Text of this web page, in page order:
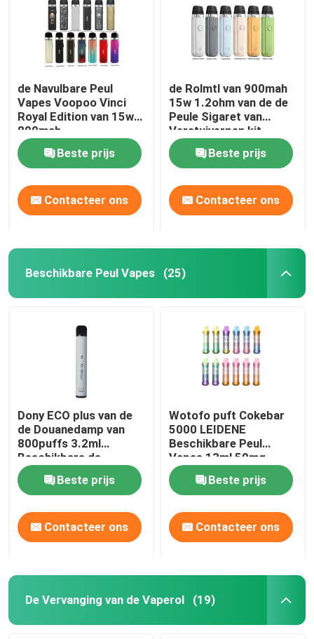
Pyrexglazen buis
de Navulbare Peul
Vapes Voopoo Vinci
Royal Edition van 15w
800mah
Beste prijs
Contacteer ons
de Rolmtl van 900mah
15w 1.2ohm van de de
Peule Sigaret van
Verstuiverpen kit
voopoo vinci Q de
Aanzetuitrustingen
Beste prijs
Contacteer ons
Beschikbare Peul Vapes (25)
Dony ECO plus van de
de Douanedamp van
800puffs 3.2ml
Beschikbare de
Sigaretten550mah
Batterij 15 Aroma's
Beste prijs
Contacteer ons
Wotofo puft Cokebar
5000 LEIDENE
Beschikbare Peul
Vapes 13ml 50mg
5000 Vape-Uitrusting
Beste prijs
Contacteer ons
De Vervanging van de Vaperol (19)